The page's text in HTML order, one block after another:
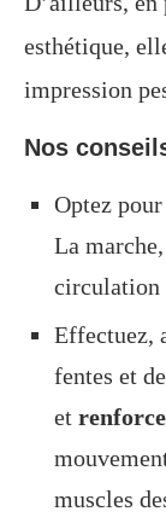
esthétique,
impression
Nos
Optez
La
circulation
Effectuez,
fentes et
et
muscles